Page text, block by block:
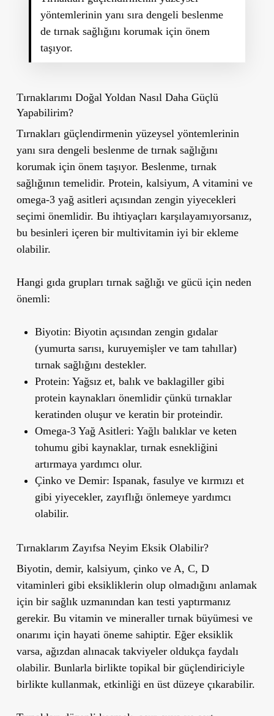
yöntemlerinin yanı sıra dengeli beslenme
de tırnak sağlığını korumak için önem
taşıyor.
Tırnaklarımı Doğal Yoldan Nasıl Daha Güçlü
Yapabilirim?
Tırnakları güçlendirmenin yüzeysel yöntemlerinin
yanı sıra dengeli beslenme de tırnak sağlığını
korumak için önem taşıyor. Beslenme, tırnak
sağlığının temelidir. Protein, kalsiyum, A vitamini ve
omega-3 yağ asitleri açısından zengin yiyecekleri
seçimi önemlidir. Bu ihtiyaçları karşılayamıyorsanız,
bu besinleri içeren bir multivitamin iyi bir ekleme
olabilir.
Hangi gıda grupları tırnak sağlığı ve gücü için neden
önemli:
Biyotin: Biyotin açısından zengin gıdalar
(yumurta sarısı, kuruyemişler ve tam tahıllar)
tırnak sağlığını destekler.
Protein: Yağsız et, balık ve baklagiller gibi
protein kaynakları önemlidir çünkü tırnaklar
keratinden oluşur ve keratin bir proteindir.
Omega-3 Yağ Asitleri: Yağlı balıklar ve keten
tohumu gibi kaynaklar, tırnak esnekliğini
artırmaya yardımcı olur.
Çinko ve Demir: Ispanak, fasulye ve kırmızı et
gibi yiyecekler, zayıflığı önlemeye yardımcı
olabilir.
Tırnaklarım Zayıfsa Neyim Eksik Olabilir?
Biyotin, demir, kalsiyum, çinko ve A, C, D
vitaminleri gibi eksikliklerin olup olmadığını anlamak
için bir sağlık uzmanından kan testi yaptırmanız
gerekir. Bu vitamin ve mineraller tırnak büyümesi ve
onarımı için hayati öneme sahiptir. Eğer eksiklik
varsa, ağızdan alınacak takviyeler oldukça faydalı
olabilir. Bunlarla birlikte topikal bir güçlendiriciyle
birlikte kullanmak, etkinliği en üst düzeye çıkarabilir.